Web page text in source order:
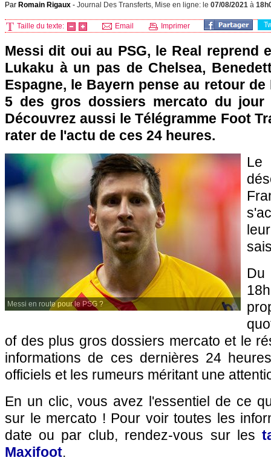
Par Romain Rigaux - Journal Des Transferts, Mise en ligne: le 07/08/2021 à
Taille du texte: Email Imprimer
Messi dit oui au PSG, le Real reprend
Lukaku à un pas de Chelsea,
Espagne, le Bayern pense au retour de
5 des gros dossiers mercato du jour
Découvrez aussi le Télégramme Foot
rater de l'actu de ces 24 heures.
Messi en route pour le PSG ?
of des plus gros dossiers mercato et le
informations de ces dernières 24
officiels et les rumeurs méritant une
En un clic, vous avez l'essentiel de ce
sur le mercato ! Pour voir toutes les
date ou par club, rendez-vous sur les
Maxifoot.